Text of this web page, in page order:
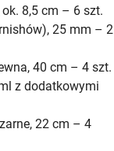
8,5 cm – 6 szt.
25 mm – 2
40 cm – 4 szt.
z dodatkowymi
22 cm – 4